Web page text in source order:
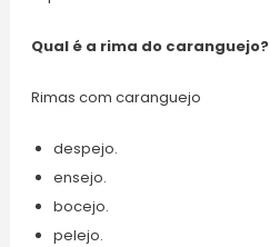
Qual é a rima do caranguejo?
Rimas com caranguejo
despejo.
ensejo.
bocejo.
pelejo.